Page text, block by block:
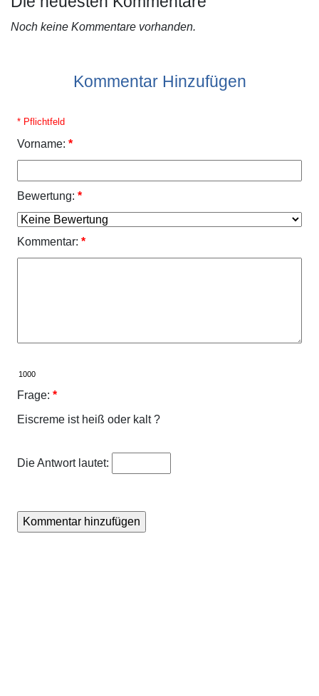
Noch keine Kommentare vorhanden.
Kommentar Hinzufügen
* Pflichtfeld
Vorname: *
Bewertung: *
Kommentar: *
Frage: *
Eiscreme ist heiß oder kalt ?
Die Antwort lautet: